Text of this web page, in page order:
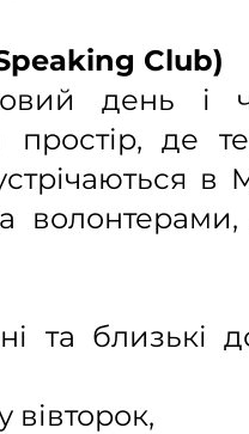
Club)
день і
де
в
волонтерами,
та близькі
вівторок,